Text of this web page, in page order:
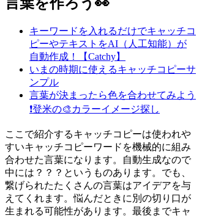
言葉を作ろう👀
キーワードを入れるだけでキャッチコ
ピーやテキストをAI（人工知能）が
自動作成！【Catchy】
いまの時期に使えるキャッチコピーサ
ンプル
言葉が決まったら色を合わせてみよう
❗登米の🎨カラーイメージ探し
ここで紹介するキャッチコピーは使われや
すいキャッチコピーワードを機械的に組み
合わせた言葉になります。自動生成なので
中には？？？というものあります。でも、
繋げられたたくさんの言葉はアイデアを与
えてくれます。悩んだときに別の切り口が
生まれる可能性があります。最後までキャ